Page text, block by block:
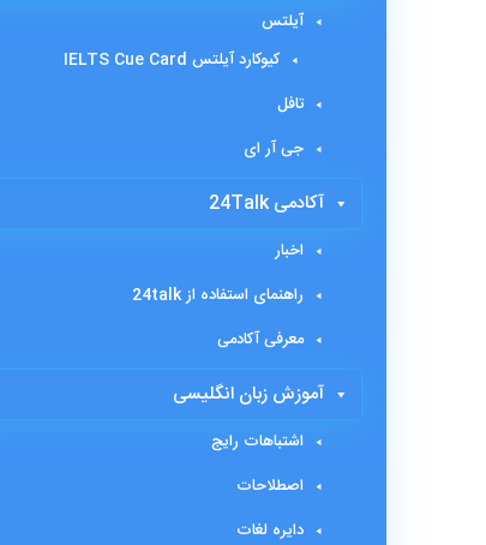
آیلتس
کیوکارد آیلتس IELTS Cue Card
تافل
جی آر ای
آکادمی 24Talk
اخبار
راهنمای استفاده از 24talk
معرفی آکادمی
آموزش زبان انگلیسی
اشتباهات رایج
اصطلاحات
دایره لغات